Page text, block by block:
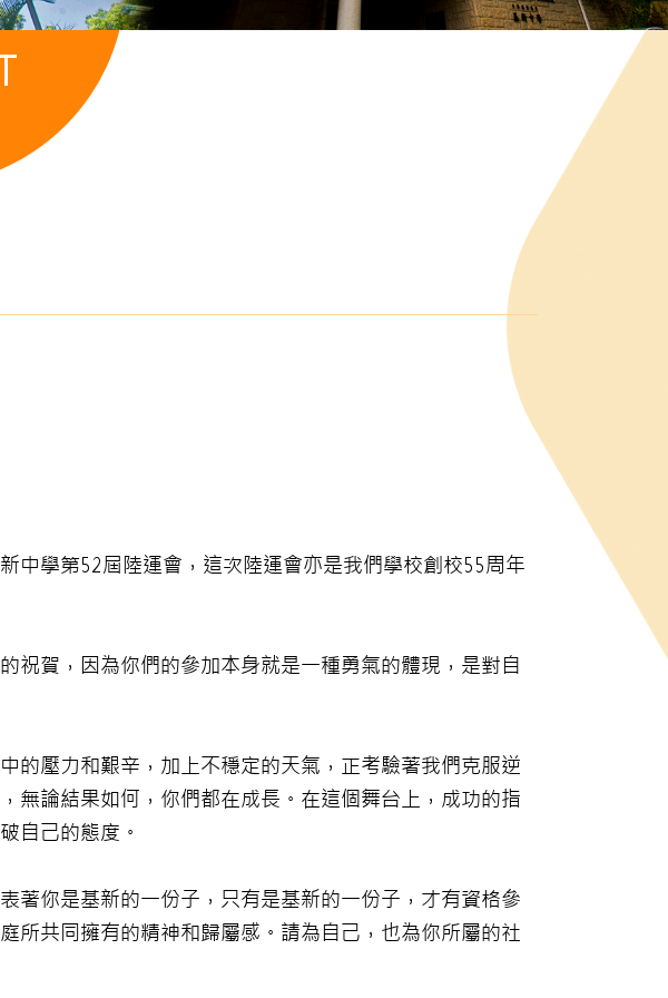
中學第52屆陸運會，這次陸運會亦是我們學校創校55周年
祝賀，因為你們的參加本身就是一種勇氣的體現，是對自
的壓力和艱辛，加上不穩定的天氣，正考驗著我們克服逆
無論結果如何，你們都在成長。在這個舞台上，成功的指
自己的態度。
著你是基新的一份子，只有是基新的一份子，才有資格參
所共同擁有的精神和歸屬感。請為自己，也為你所屬的社